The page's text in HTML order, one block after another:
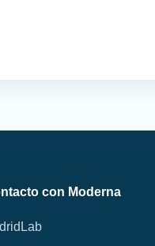
con Moderna